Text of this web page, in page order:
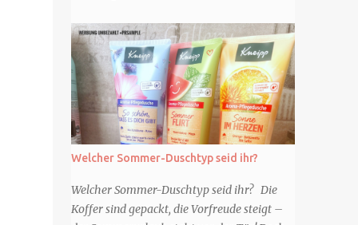
Welcher Sommer-Duschtyp seid ihr?
Welcher Sommer-Duschtyp seid ihr? Die
Koffer sind gepackt, die Vorfreude steigt –